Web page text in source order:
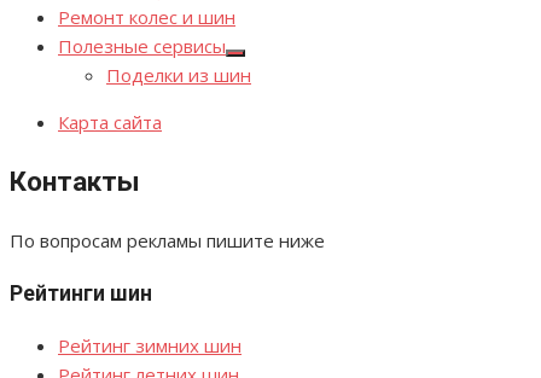
Ремонт колес и шин
Полезные сервисы
Показывать
подменю
Поделки из шин
Карта сайта
Контакты
По вопросам рекламы пишите ниже
Рейтинги шин
Рейтинг зимних шин